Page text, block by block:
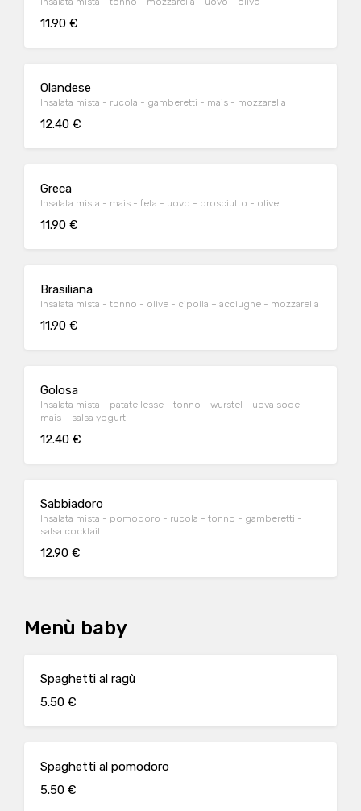
11.90 €
Olandese
Insalata mista - rucola - gamberetti - mais - mozzarella
12.40 €
Greca
Insalata mista - mais - feta - uovo - prosciutto - olive
11.90 €
Brasiliana
Insalata mista - tonno - olive - cipolla – acciughe - mozzarella
11.90 €
Golosa
Insalata mista - patate lesse - tonno - wurstel - uova sode -
mais – salsa yogurt
12.40 €
Sabbiadoro
Insalata mista - pomodoro - rucola - tonno - gamberetti -
salsa cocktail
12.90 €
Menù baby
Spaghetti al ragù
5.50 €
Spaghetti al pomodoro
5.50 €